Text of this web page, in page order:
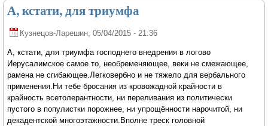
А, кстати, для триумфа
Кузнецов-Ларешин , 05/04/2015 - 21:36
А, кстати, для триумфа господнего внедрения в логово
Иерусалимское самое то, необременяющее, веки не смежающее,
рамена не сгибающее.Легковербно и не тяжело для вербального
применения.Ни тебе бросания из кровожадной крайности в
крайность всетолерантности, ни переливания из политически
пустого в популистки порожнее, ни упрощённости нарочитой, ни
декадентской многоэтажности.Вполне треск головной